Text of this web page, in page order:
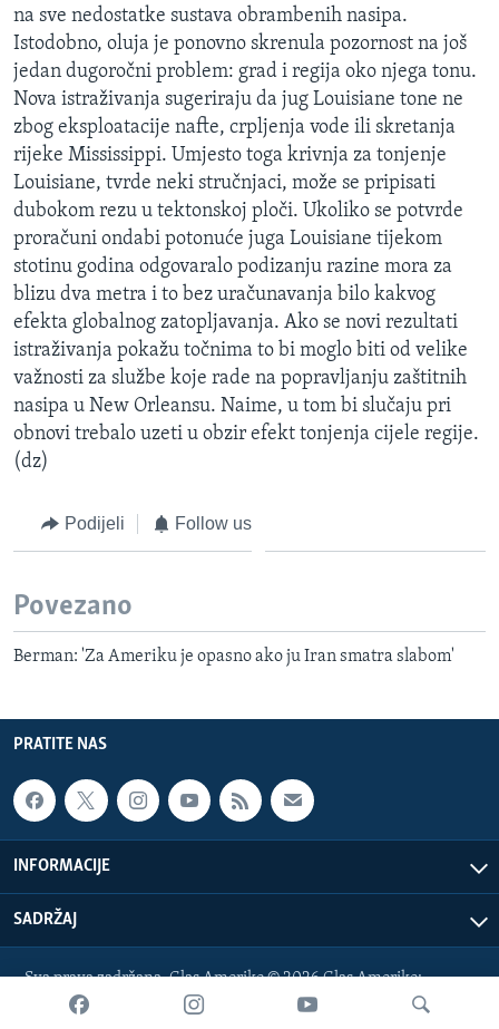
na sve nedostatke sustava obrambenih nasipa.
Istodobno, oluja je ponovno skrenula pozornost na još
jedan dugoročni problem: grad i regija oko njega tonu.
Nova istraživanja sugeriraju da jug Louisiane tone ne
zbog eksploatacije nafte, crpljenja vode ili skretanja
rijeke Mississippi. Umjesto toga krivnja za tonjenje
Louisiane, tvrde neki stručnjaci, može se pripisati
dubokom rezu u tektonskoj ploči. Ukoliko se potvrde
proračuni ondabi potonuće juga Louisiane tijekom
stotinu godina odgovaralo podizanju razine mora za
blizu dva metra i to bez uračunavanja bilo kakvog
efekta globalnog zatopljavanja. Ako se novi rezultati
istraživanja pokažu točnima to bi moglo biti od velike
važnosti za službe koje rade na popravljanju zaštitnih
nasipa u New Orleansu. Naime, u tom bi slučaju pri
obnovi trebalo uzeti u obzir efekt tonjenja cijele regije.
(dz)
Podijeli Follow us
Povezano
Berman: 'Za Ameriku je opasno ako ju Iran smatra slabom'
PRATITE NAS
INFORMACIJE
SADRŽAJ
Sva prava zadržana. Glas Amerike © 2026 Glas Amerike:
bosnian-service@voanews.com